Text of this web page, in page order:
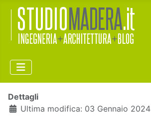
Dettagli
Ultima modifica: 03 Gennaio 2024